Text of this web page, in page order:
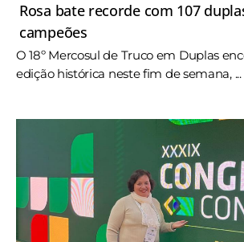
Rosa bate recorde com 107
campeões
O 18º Mercosul de Truco em Duplas
edição histórica neste fim de semana, ...